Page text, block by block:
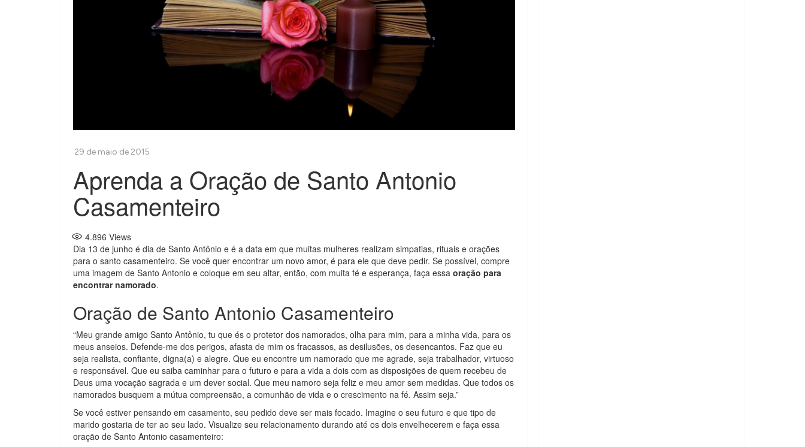
Aprenda a Oração de Santo Antonio
Casamenteiro
4.896 Views
Dia 13 de junho é dia de Santo Antônio e é a data em que muitas mulheres realizam simpatias, rituais e orações
para o santo casamenteiro. Se você quer encontrar um novo amor, é para ele que deve pedir. Se possível, compre
uma imagem de Santo Antonio e coloque em seu altar, então, com muita fé e esperança, faça essa oração para
encontrar namorado.
Oração de Santo Antonio Casamenteiro
“Meu grande amigo Santo Antônio, tu que és o protetor dos namorados, olha para mim, para a minha vida, para os
meus anseios. Defende-me dos perigos, afasta de mim os fracassos, as desilusões, os desencantos. Faz que eu
seja realista, confiante, digna(a) e alegre. Que eu encontre um namorado que me agrade, seja trabalhador, virtuoso
e responsável. Que eu saiba caminhar para o futuro e para a vida a dois com as disposições de quem recebeu de
Deus uma vocação sagrada e um dever social. Que meu namoro seja feliz e meu amor sem medidas. Que todos os
namorados busquem a mútua compreensão, a comunhão de vida e o crescimento na fé. Assim seja.”
Se você estiver pensando em casamento, seu pedido deve ser mais focado. Imagine o seu futuro e que tipo de
marido gostaria de ter ao seu lado. Visualize seu relacionamento durando até os dois envelhecerem e faça essa
oração de Santo Antonio casamenteiro: